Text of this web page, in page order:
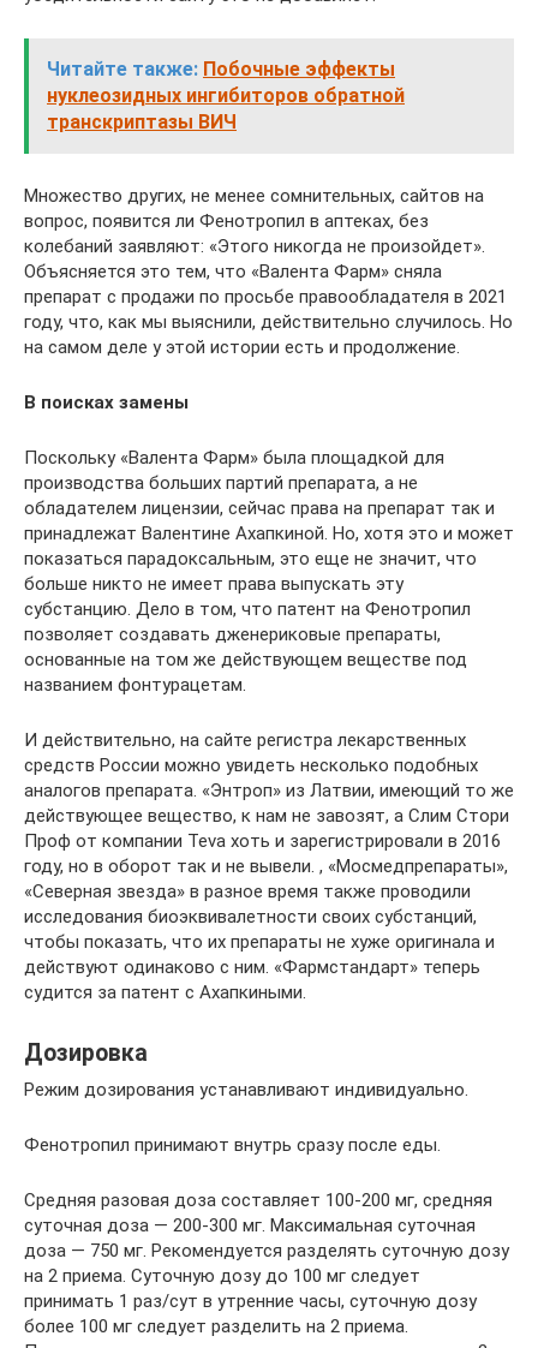
Читайте также: Побочные эффекты
нуклеозидных ингибиторов обратной
транскриптазы ВИЧ
Множество других, не менее сомнительных, сайтов на
вопрос, появится ли Фенотропил в аптеках, без
колебаний заявляют: «Этого никогда не произойдет».
Объясняется это тем, что «Валента Фарм» сняла
препарат с продажи по просьбе правообладателя в 2021
году, что, как мы выяснили, действительно случилось. Но
на самом деле у этой истории есть и продолжение.
В поисках замены
Поскольку «Валента Фарм» была площадкой для
производства больших партий препарата, а не
обладателем лицензии, сейчас права на препарат так и
принадлежат Валентине Ахапкиной. Но, хотя это и может
показаться парадоксальным, это еще не значит, что
больше никто не имеет права выпускать эту
субстанцию. Дело в том, что патент на Фенотропил
позволяет создавать дженериковые препараты,
основанные на том же действующем веществе под
названием фонтурацетам.
И действительно, на сайте регистра лекарственных
средств России можно увидеть несколько подобных
аналогов препарата. «Энтроп» из Латвии, имеющий то же
действующее вещество, к нам не завозят, а Слим Стори
Проф от компании Teva хоть и зарегистрировали в 2016
году, но в оборот так и не вывели. , «Мосмедпрепараты»,
«Северная звезда» в разное время также проводили
исследования биоэквивалетности своих субстанций,
чтобы показать, что их препараты не хуже оригинала и
действуют одинаково с ним. «Фармстандарт» теперь
судится за патент с Ахапкиными.
Дозировка
Режим дозирования устанавливают индивидуально.
Фенотропил принимают внутрь сразу после еды.
Средняя разовая доза составляет 100-200 мг, средняя
суточная доза — 200-300 мг. Максимальная суточная
доза — 750 мг. Рекомендуется разделять суточную дозу
на 2 приема. Суточную дозу до 100 мг следует
принимать 1 раз/сут в утренние часы, суточную дозу
более 100 мг следует разделить на 2 приема.